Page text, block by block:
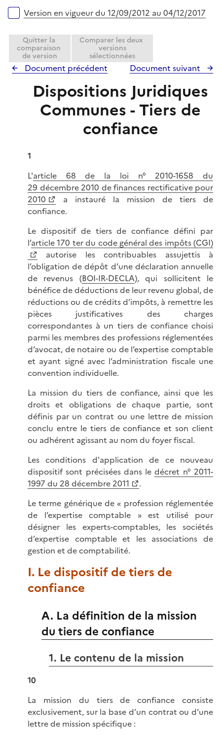
e
r
Version en vigueur du 12/09/2012 au 04/12/2017
Quitter la
comparaison
de version
Comparer les deux
versions
sélectionnées
Document précédent Document suivant
Dispositions Juridiques
Communes - Tiers de
confiance
1
L'article 68 de la loi n° 2010-1658 du
29 décembre 2010 de finances rectificative pour
2010
a instauré la mission de tiers de
confiance.
Le dispositif de tiers de confiance défini par
l’article 170 ter du code général des impôts (CGI)
autorise les contribuables assujettis à
l’obligation de dépôt d’une déclaration annuelle
de revenus (BOI-IR-DECLA), qui sollicitent le
bénéfice de déductions de leur revenu global, de
réductions ou de crédits d’impôts, à remettre les
pièces justificatives des charges
correspondantes à un tiers de confiance choisi
parmi les membres des professions réglementées
d’avocat, de notaire ou de l’expertise comptable
et ayant signé avec l’administration fiscale une
convention individuelle.
La mission du tiers de confiance, ainsi que les
droits et obligations de chaque partie, sont
définis par un contrat ou une lettre de mission
conclu entre le tiers de confiance et son client
ou adhérent agissant au nom du foyer fiscal.
Les conditions d'application de ce nouveau
dispositif sont précisées dans ledécret n° 2011-
1997 du 28 décembre 2011
.
Le terme générique de « profession réglementée
de l’expertise comptable » est utilisé pour
désigner les experts-comptables, les sociétés
d’expertise comptable et les associations de
gestion et de comptabilité.
I. Le dispositif de tiers de
confiance
A. La définition de la mission
du tiers de confiance
1. Le contenu de la mission
10
La mission du tiers de confiance consiste
exclusivement, sur la base d’un contrat ou d’une
lettre de mission spécifique :